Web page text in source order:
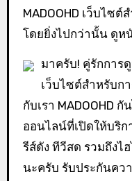
MADOOHD เว็บไซต์สำหรับคนรักการดูหนังออนไลน์
โดยยิ่งไปกว่านั้น ดูห
มาครับ! คู่รักการ
เว็บไซต์สำหรับก
กับเรา MADOOHD
ออนไลน์ที่เปิดให้บริ
รีส์ดัง ทีวีสด รวมถึงไ
นะครับ รับประกันคว